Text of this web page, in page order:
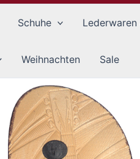
Schuhe
Weihnachten Sale